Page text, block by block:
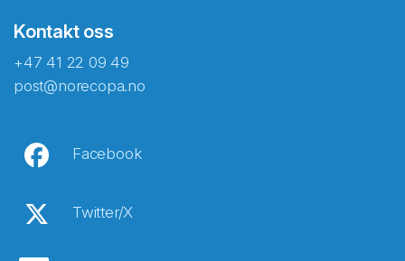
Kontakt oss
+47 41 22 09 49
post@norecopa.no
Facebook
Twitter/X